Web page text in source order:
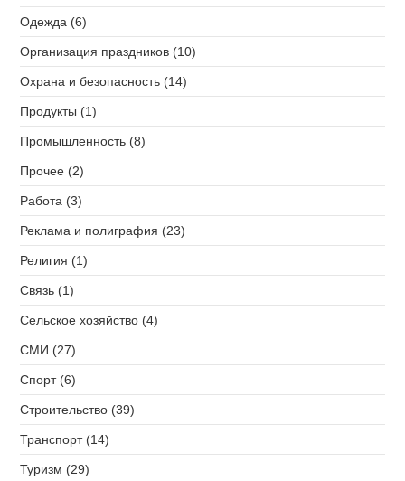
Одежда (6)
Организация праздников (10)
Охрана и безопасность (14)
Продукты (1)
Промышленность (8)
Прочее (2)
Работа (3)
Реклама и полиграфия (23)
Религия (1)
Связь (1)
Сельское хозяйство (4)
СМИ (27)
Спорт (6)
Строительство (39)
Транспорт (14)
Туризм (29)